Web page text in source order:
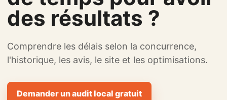
des résultats ?
Comprendre les délais selon la concurrence,
l'historique, les avis, le site et les optimisations.
Demander un audit local gratuit